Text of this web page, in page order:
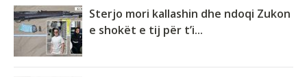
Sterjo mori kallashin dhe ndoqi Zukon
e shokët e tij për t’i...